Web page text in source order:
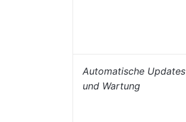
Automatische Updates
und Wartung